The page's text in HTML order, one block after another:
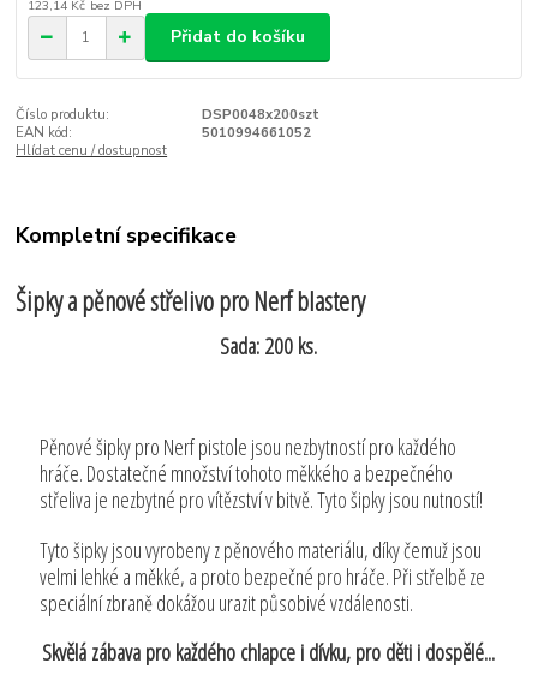
123,14 Kč bez DPH
Přidat do košíku
Číslo produktu:
DSP0048x200szt
EAN kód:
5010994661052
Hlídat cenu / dostupnost
Kompletní specifikace
Šipky a pěnové střelivo pro Nerf blastery
Sada: 200 ks.
Pěnové šipky pro Nerf pistole jsou nezbytností pro každého
hráče. Dostatečné množství tohoto měkkého a bezpečného
střeliva je nezbytné pro vítězství v bitvě. Tyto šipky jsou nutností!
Tyto šipky jsou vyrobeny z pěnového materiálu, díky čemuž jsou
velmi lehké a měkké, a proto bezpečné pro hráče. Při střelbě ze
speciální zbraně dokážou urazit působivé vzdálenosti.
Skvělá zábava pro každého chlapce i dívku, pro děti i dospělé...